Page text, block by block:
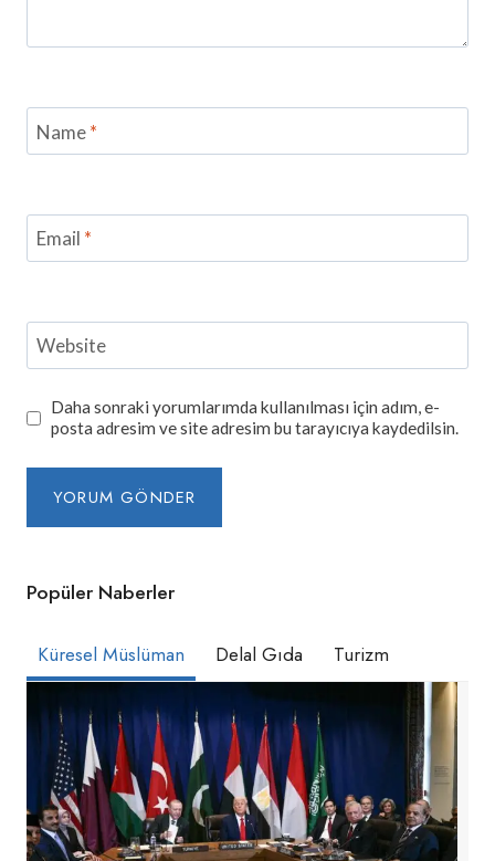
Name*
Email *
Website
Daha sonraki yorumlarımda kullanılması için adım, e-
posta adresim ve site adresim bu tarayıcıya kaydedilsin.
Popüler Naberler
Küresel Müslüman Delal Gıda Turizm